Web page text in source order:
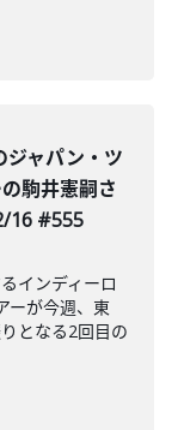
ャパン・ツ
駒井憲嗣さ
16 #555
インディーロ
ーが今週、東
となる2回目の